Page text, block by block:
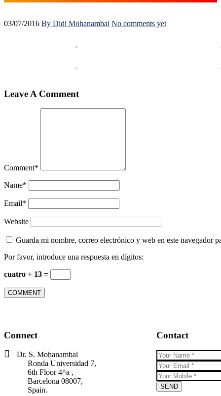
03/07/2016 By Didi Mohanambal No comments yet
Leave A Comment
Comment*
Name*
Email*
Website
Guarda mi nombre, correo electrónico y web en este navegador
Por favor, introduce una respuesta en dígitos:
cuatro + 13 =
Connect
Dr. S. Mohanambal
Ronda Universidad 7,
6th Floor 4^a ,
Barcelona 08007,
Spain.
Contact